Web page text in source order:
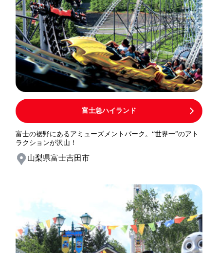
富士急ハイランド
富士の裾野にあるアミューズメントパーク。“世界一”のアト
ラクションが沢山！
山梨県富士吉田市